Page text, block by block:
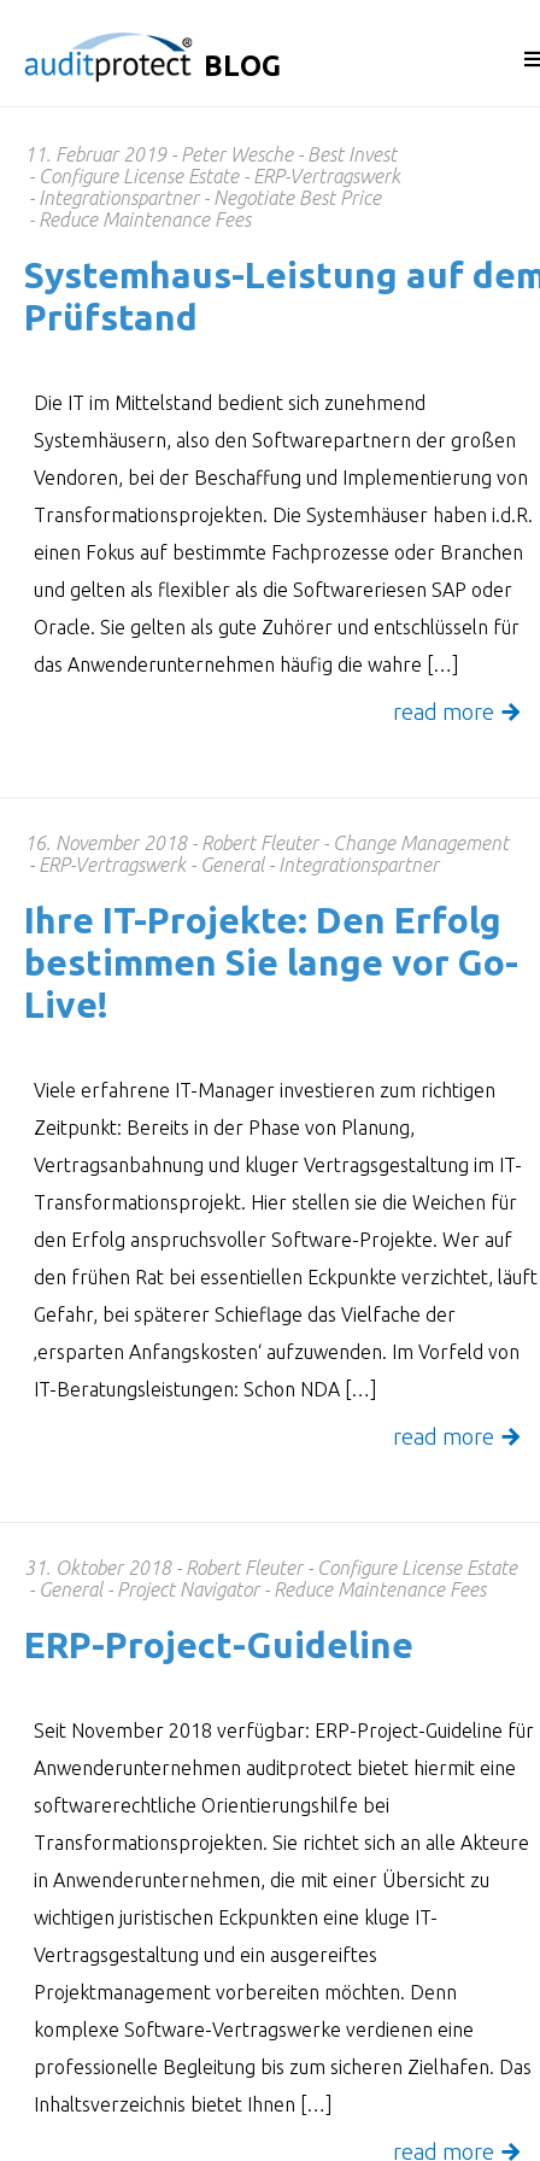
BLOG
11. Februar 2019 Peter Wesche
Best Invest
Configure License Estate
ERP-Vertragswerk
Integrationspartner
Negotiate Best Price
Reduce Maintenance Fees
System­haus-Leis­tung auf
Prüf­stand
Die IT im Mittelstand bedient sich zunehmend
Systemhäusern, also den Softwarepartnern der großen
Vendoren, bei der Beschaffung und Implementierung von
Transformationsprojekten. Die Systemhäuser haben i.d.R.
einen Fokus auf bestimmte Fachprozesse oder Branchen
und gelten als flexibler als die Softwareriesen SAP oder
Oracle. Sie gelten als gute Zuhörer und entschlüsseln für
das Anwenderunternehmen häufig die wahre […]
read more
16. November 2018 Robert Fleuter
Change Management
ERP-Vertragswerk
General Integrationspartner
Ihre IT-Projekte: Den Erfolg
bestimmen Sie lange vor Go-
Live!
Viele erfahrene IT-Manager investieren zum richtigen
Zeitpunkt: Bereits in der Phase von Planung,
Vertragsanbahnung und kluger Vertragsgestaltung im IT-
Transformationsprojekt. Hier stellen sie die Weichen für
den Erfolg anspruchsvoller Software-Projekte. Wer auf
den frühen Rat bei essentiellen Eckpunkte verzichtet, läuft
Gefahr, bei späterer Schieflage das Vielfache der
‚ersparten Anfangskosten‘ aufzuwenden. Im Vorfeld von
IT-Beratungsleistungen: Schon NDA […]
read more
31. Oktober 2018 Robert Fleuter
Configure License Estate
General
Project Navigator Reduce Maintenance Fees
ERP-Project-Guide­line
Seit November 2018 verfügbar: ERP-Project-Guideline für
Anwenderunternehmen auditprotect bietet hiermit eine
softwarerechtliche Orientierungshilfe bei
Transformationsprojekten. Sie richtet sich an alle Akteure
in Anwenderunternehmen, die mit einer Übersicht zu
wichtigen juristischen Eckpunkten eine kluge IT-
Vertragsgestaltung und ein ausgereiftes
Projektmanagement vorbereiten möchten. Denn
komplexe Software-Vertragswerke verdienen eine
professionelle Begleitung bis zum sicheren Zielhafen. Das
Inhaltsverzeichnis bietet Ihnen […]
read more